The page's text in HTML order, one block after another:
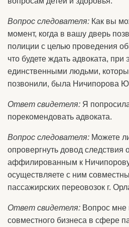
Вопрос следователя: Как вы
момент, когда в вашу дверь
полиции с целью проведения
что будете ждать адвоката,
единственными людьми,
позвонили, была Ничипорова
Ответ свидетеля: Я
порекомендовать адвоката.
Вопрос следователя: Можете
опровергнуть довод следствия
аффилированным к
осуществляете с ним
пассажирских переовозок г.
Ответ свидетеля: Вопрос мне
совместного бизнеса в сфере